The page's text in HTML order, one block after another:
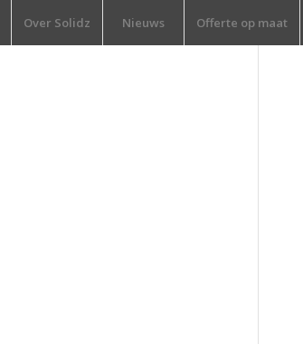
Over Solidz Nieuws Offerte op maat